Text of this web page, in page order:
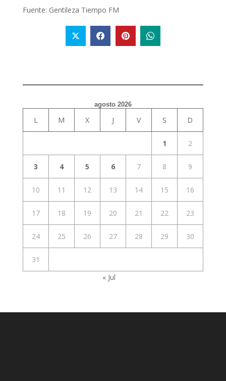
Fuente: Gentileza Tiempo FM
agosto 2026
L M X J V S D
1 2
3 4 5 6 7 8 9
10 11 12 13 14 15 16
17 18 19 20 21 22 23
24 25 26 27 28 29 30
31
« Jul